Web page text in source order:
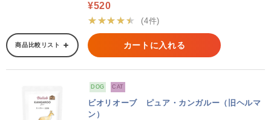
¥520
★★★★★
(4件)
商品比較リスト カートに入れる
DOG CAT
ビオリオーブ ピュア・カンガルー（旧ヘルマ
ン）